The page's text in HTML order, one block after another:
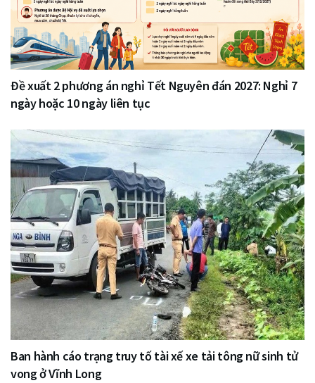
Đề xuất 2 phương án nghỉ Tết Nguyên đán 2027: Nghỉ 7
ngày hoặc 10 ngày liên tục
Ban hành cáo trạng truy tố tài xế xe tải tông nữ sinh tử
vong ở Vĩnh Long